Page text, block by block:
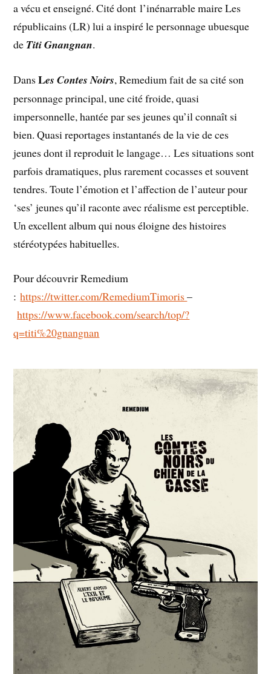
a vécu et enseigné. Cité dont l’inénarrable maire Les
républicains (LR) lui a inspiré le personnage ubuesque
de Titi Gnangnan.
DansLes Contes Noirs, Remedium fait de sa cité son
personnage principal, une cité froide, quasi
impersonnelle, hantée par ses jeunes qu’il connaît si
bien. Quasi reportages instantanés de la vie de ces
jeunes dont il reproduit le langage… Les situations sont
parfois dramatiques, plus rarement cocasses et souvent
tendres. Toute l’émotion et l’affection de l’auteur pour
‘ses’ jeunes qu’il raconte avec réalisme est perceptible.
Un excellent album qui nous éloigne des histoires
stéréotypées habituelles.
Pour découvrir Remedium
:https://twitter.com/RemediumTimoris–
https://www.facebook.com/search/top/?
q=titi%20gnangnan